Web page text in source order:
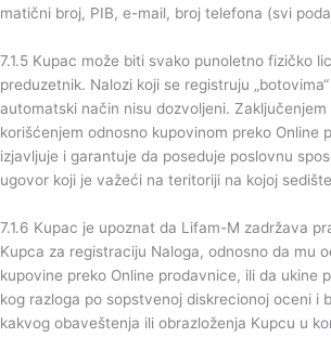
matični broj, PIB, e-mail, broj telefona (svi
7.1.5 Kupac može biti svako punoletno fizičko
preduzetnik. Nalozi koji se registruju
automatski način nisu dozvoljeni.
korišćenjem odnosno kupovinom preko Online
izjavljuje i garantuje da poseduje poslovnu
ugovor koji je važeći na teritoriji na kojoj
7.1.6 Kupac je upoznat da Lifam-M zadržava
Kupca za registraciju Naloga, odnosno da mu
kupovine preko Online prodavnice, ili da ukine
kog razloga po sopstvenoj diskrecionoj oceni i
kakvog obaveštenja ili obrazloženja Kupcu u